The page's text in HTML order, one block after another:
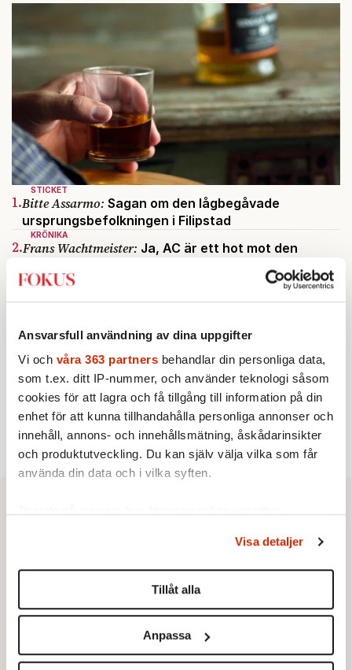
Ansvarsfull användning av dina uppgifter
Vi och våra 363 partners behandlar din personliga data,
som t.ex. ditt IP-nummer, och använder teknologi såsom
cookies för att lagra och få tillgång till information på din
enhet för att kunna tillhandahålla personliga annonser och
innehåll, annons- och innehållsmätning, åskådarinsikter
och produktutveckling. Du kan själv välja vilka som får
använda din data och i vilka syften.
Du kan ändra eller dra tillbaka ditt samtycke när som
helst från cookie-förklaringen.
Vi använder enhetsidentifierare för att anpassa innehållet
för sociala medier och analysera vår trafik. Vi
vidarebefordrar även sådana identifierare och annan
Visa detaljer
Tillåt alla
Anpassa
STICKET
1.Bitte Assarmo: Sagan om den lågbegåvade
ursprungsbefolkningen i Filipstad
KRÖNIKA
2.Frans Wachtmeister: Ja, AC är ett hot mot den
KRÖNIKA
3.
Efter islamistdådet oroar sig
4.Nina Lekander:På ”Kommunisthögskolan” drömde
alla om att vara arbetarklass
5.Dan Korn:Quisling, quislingar och sten i glashus
BOKRECENSION
Den röda tråden som brast
Av: Gustaf Lewander